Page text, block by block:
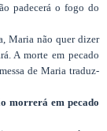
padecerá o fogo do
Maria não quer dizer
A morte em pecado
de Maria traduz-
morrerá em pecado